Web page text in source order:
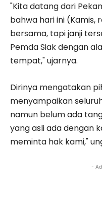
"Kita datang dari
bahwa hari ini (Kamis,
bersama, tapi janji
Pemda Siak dengan
tempat," ujarnya.
Dirinya mengatakan
menyampaikan
namun belum ada
yang asli ada dengan
meminta hak kami,"
-